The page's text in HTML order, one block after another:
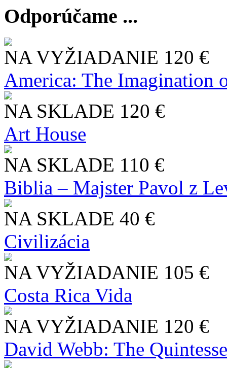
Odporúčame ...
NA VYŽIADANIE 120 €
America: The Imagination
NA SKLADE 120 €
Art House
NA SKLADE 110 €
Biblia – Majster Pavol z
NA SKLADE 40 €
Civilizácia
NA VYŽIADANIE 105 €
Costa Rica Vida
NA VYŽIADANIE 120 €
David Webb: The